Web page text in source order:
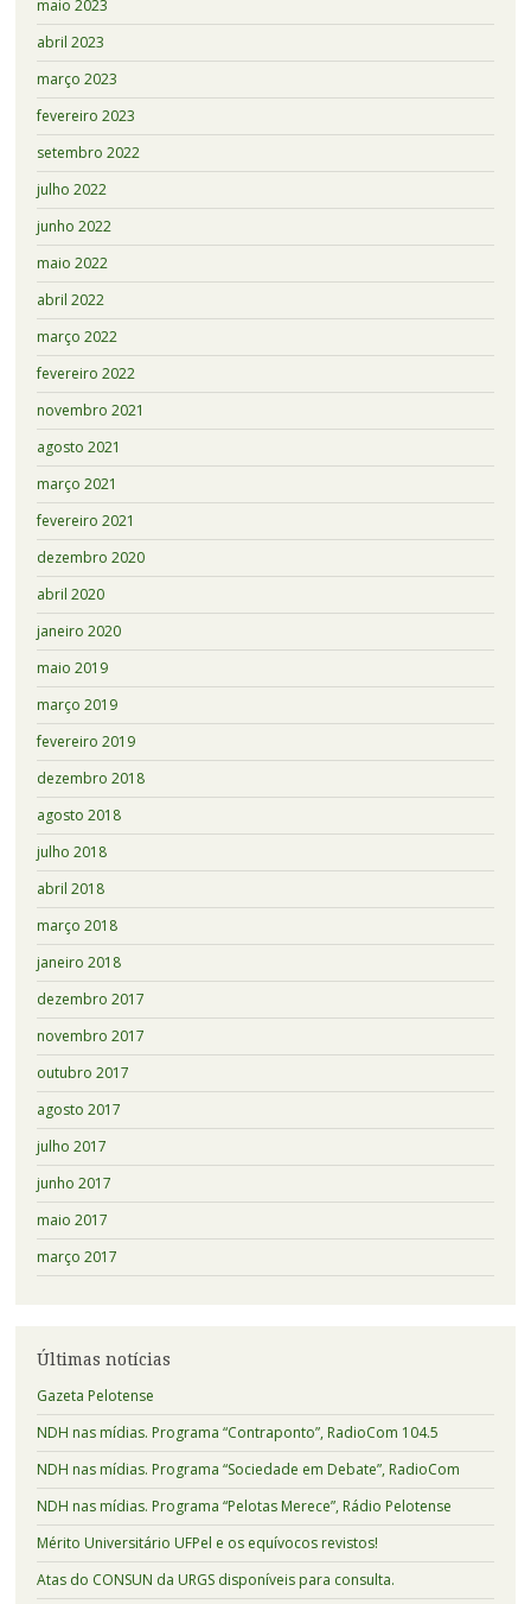
maio 2023
abril 2023
março 2023
fevereiro 2023
setembro 2022
julho 2022
junho 2022
maio 2022
abril 2022
março 2022
fevereiro 2022
novembro 2021
agosto 2021
março 2021
fevereiro 2021
dezembro 2020
abril 2020
janeiro 2020
maio 2019
março 2019
fevereiro 2019
dezembro 2018
agosto 2018
julho 2018
abril 2018
março 2018
janeiro 2018
dezembro 2017
novembro 2017
outubro 2017
agosto 2017
julho 2017
junho 2017
maio 2017
março 2017
Últimas notícias
Gazeta Pelotense
NDH nas mídias. Programa “Contraponto”, RadioCom 104.5
NDH nas mídias. Programa “Sociedade em Debate”, RadioCom
NDH nas mídias. Programa “Pelotas Merece”, Rádio Pelotense
Mérito Universitário UFPel e os equívocos revistos!
Atas do CONSUN da URGS disponíveis para consulta.